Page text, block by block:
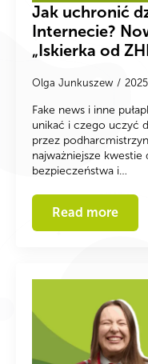
Jak uchronić
Internecie?
„Iskierka od
Olga Junkuszew
Fake news i inne
unikać i czego uczyć
przez
najważniejsze
bezpieczeństwa i…
Read more